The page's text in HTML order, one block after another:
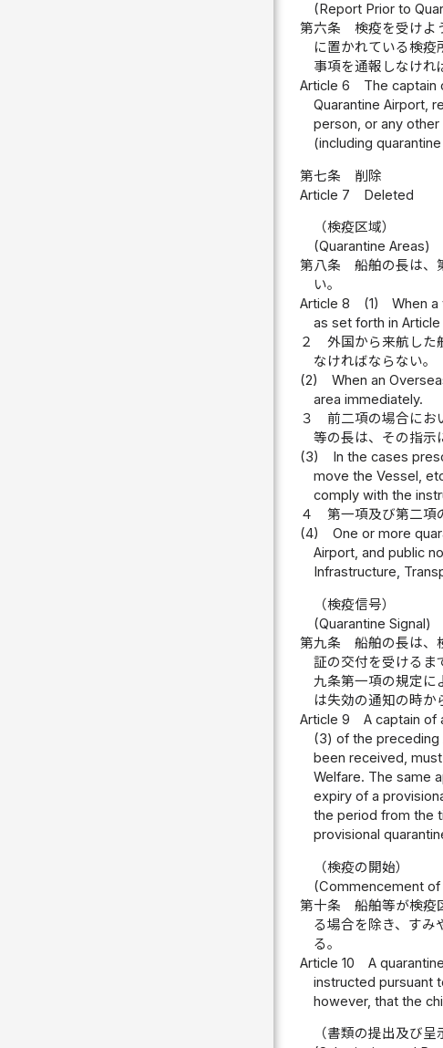
(Report Prior to
第六条
検疫を受けよ
に置かれている検
事項を通報しなけれ
Article 6
The captain
Quarantine Airport,
person, or any
(including
第七条
削除
Article 7
Deleted
（検疫区域）
(Quarantine Areas)
第八条
船舶の長は、
い。
Article 8
(1)
When
as set forth in
２
外国から来航した
なければならない。
(2)
When an
area immediately.
３
前二項の場合にお
等の長は、その指示
(3)
In the cases
move the Vessel,
comply with the
４
第一項及び第二項
(4)
One or more
Airport, and public
Infrastructure,
（検疫信号）
(Quarantine Signal)
第九条
船舶の長は、
証の交付を受けるま
九条第一項の規定に
は失効の通知の時か
Article 9
A captain of
(3) of the preceding
been received,
Welfare. The same
expiry of a
the period from the
provisional
（検疫の開始）
(Commencement of
第十条
船舶等が検疫
る場合を除き、すみ
る。
Article 10
A
instructed pursuant
however, that the
（書類の提出及び呈